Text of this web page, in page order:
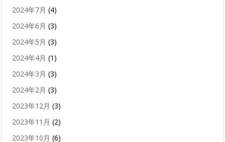
2024年7月 (4)
2024年6月 (3)
2024年5月 (3)
2024年4月 (1)
2024年3月 (3)
2024年2月 (3)
2023年12月 (3)
2023年11月 (2)
2023年10月 (6)